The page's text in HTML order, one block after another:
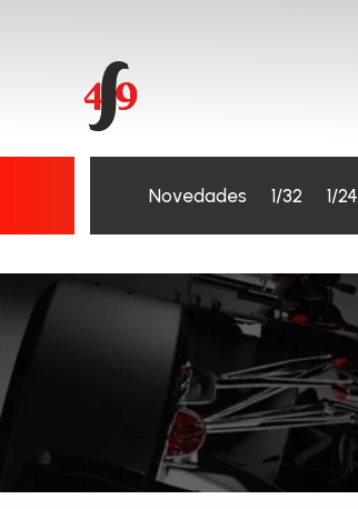
Novedades 1/32 1/24